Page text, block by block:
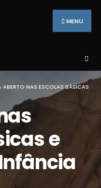
MENU
ABERTO NAS ESCOLAS BÁSICAS
e